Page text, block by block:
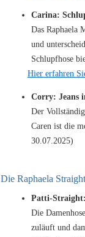
Carina:
Das Raphaela
und
Schlupfhose
Hier erfahren
Corry: Jeans
Der
Caren ist die
30.07.2025)
Die Raphaela
Patti-
Die
zuläuft und